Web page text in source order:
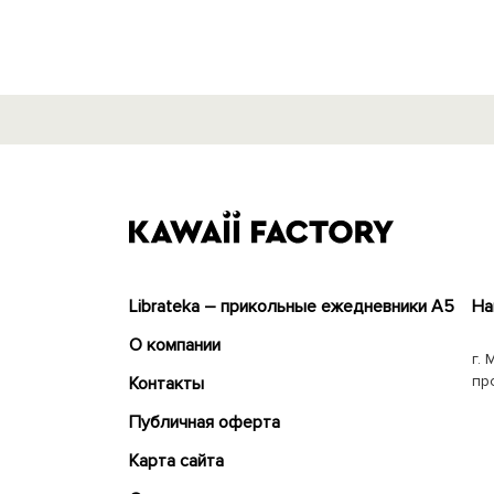
Librateka – прикольные ежедневники А5
О компании
Контакты
Публичная оферта
Карта сайта
г.